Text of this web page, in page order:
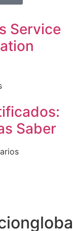
Service
Saber